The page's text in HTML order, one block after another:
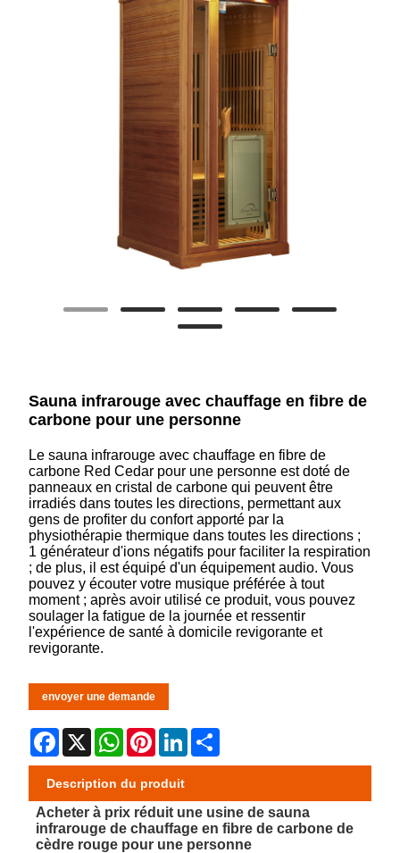
Sauna infrarouge avec chauffage en fibre de
carbone pour une personne
Le sauna infrarouge avec chauffage en fibre de
carbone Red Cedar pour une personne est doté de
panneaux en cristal de carbone qui peuvent être
irradiés dans toutes les directions, permettant aux
gens de profiter du confort apporté par la
physiothérapie thermique dans toutes les directions ;
1 générateur d'ions négatifs pour faciliter la respiration
; de plus, il est équipé d'un équipement audio. Vous
pouvez y écouter votre musique préférée à tout
moment ; après avoir utilisé ce produit, vous pouvez
soulager la fatigue de la journée et ressentir
l'expérience de santé à domicile revigorante et
revigorante.
envoyer une demande
Facebook
X WhatsApp
PinterestLinkedIn
Description du produit
Acheter à prix réduit une usine de sauna
infrarouge de chauffage en fibre de carbone de
cèdre rouge pour une personne